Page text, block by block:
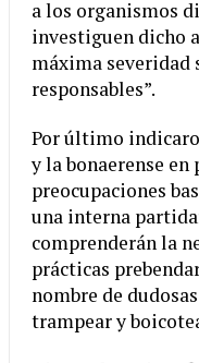
a los organismos
investiguen dicho
máxima severidad
responsables”.
Por último
y la bonaerense
preocupaciones
una interna
comprenderán la
prácticas
nombre de
trampear y